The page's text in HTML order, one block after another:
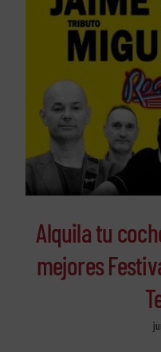
Alquila tu
mejores